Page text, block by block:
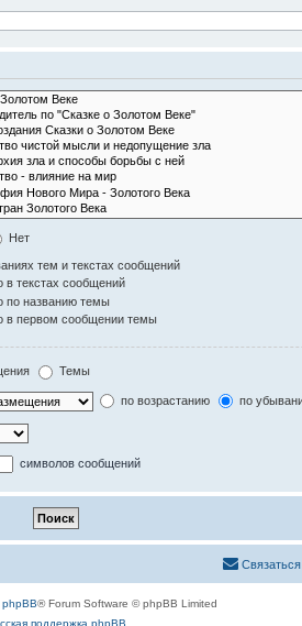
Нет
тем и текстах сообщений
в текстах сообщений
по названию темы
в первом сообщении темы
Темы
по возрастанию по
символов сообщений
phpBB® Forum Software © phpBB Limited
поддержка phpBB